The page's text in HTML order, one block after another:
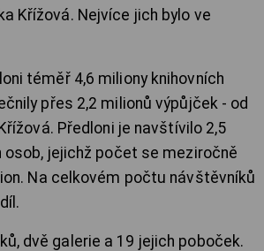
Křížová. Nejvíce jich bylo ve
téměř 4,6 miliony knihovních
přes 2,2 milionů výpůjček - od
Předloni je navštívilo 2,5
jejichž počet se meziročně
Na celkovém počtu návštěvníků
dvě galerie a 19 jejich poboček.